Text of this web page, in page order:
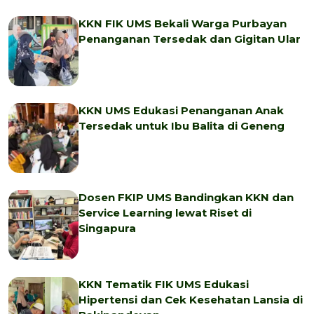
KKN FIK UMS Bekali Warga Purbayan
Penanganan Tersedak dan Gigitan Ular
KKN UMS Edukasi Penanganan Anak
Tersedak untuk Ibu Balita di Geneng
Dosen FKIP UMS Bandingkan KKN dan
Service Learning lewat Riset di
Singapura
KKN Tematik FIK UMS Edukasi
Hipertensi dan Cek Kesehatan Lansia di